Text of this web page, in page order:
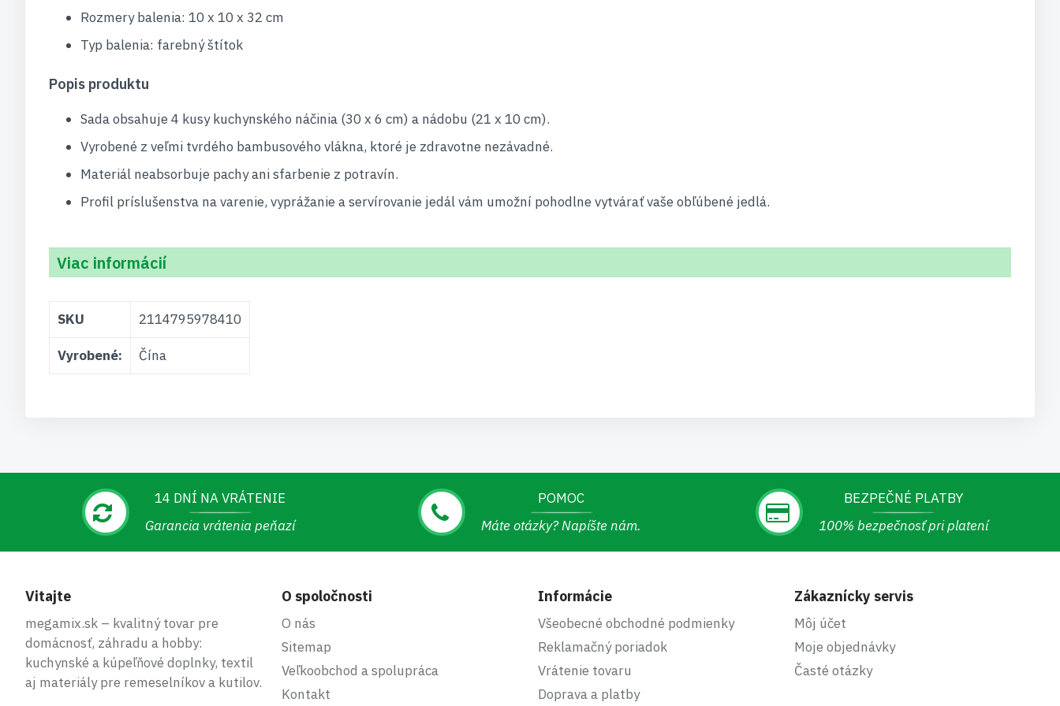
Rozmery balenia: 10 x 10 x 32 cm
Typ balenia: farebný štítok
Popis produktu
Sada obsahuje 4 kusy kuchynského náčinia (30 x 6 cm) a nádobu (21 x 10 cm).
Vyrobené z veľmi tvrdého bambusového vlákna, ktoré je zdravotne nezávadné.
Materiál neabsorbuje pachy ani sfarbenie z potravín.
Profil príslušenstva na varenie, vyprážanie a servírovanie jedál vám umožní pohodlne vytvárať vaše obľúbené jedlá.
Viac informácií
informácií
SKU 2114795978410
Vyrobené: Čína
14 DNÍ NA VRÁTENIE
Garancia vrátenia peňazí
POMOC
Máte otázky? Napíšte nám.
BEZPEČNÉ PLATBY
100% bezpečnosť pri platení
Vitajte
megamix.sk – kvalitný tovar pre
domácnosť, záhradu a hobby:
kuchynské a kúpeľňové doplnky, textil
aj materiály pre remeselníkov a kutilov.
O spoločnosti
O nás
Sitemap
Veľkoobchod a spolupráca
Kontakt
Informácie
Všeobecné obchodné podmienky
Reklamačný poriadok
Vrátenie tovaru
Doprava a platby
Zákaznícky servis
Môj účet
Moje objednávky
Časté otázky